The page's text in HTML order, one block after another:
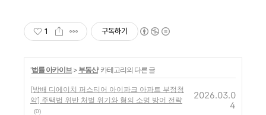
1 구독하기
'법률 아카이브> 부동산' 카테고리의 다른 글
[방배 디에이치 퍼스티어 아이파크 아파트 부정청
약] 주택법 위반 처벌 위기와 혐의 소명 방어 전략
(0)
2026.03.0
4